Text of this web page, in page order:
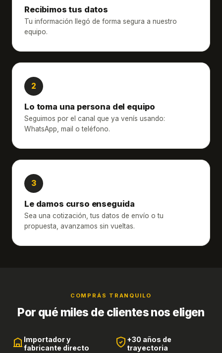
Recibimos tus datos
Tu información llegó de forma segura a nuestro
equipo.
Lo toma una persona del equipo
Seguimos por el canal que ya venís usando:
WhatsApp, mail o teléfono.
Le damos curso enseguida
Sea una cotización, tus datos de envío o tu
propuesta, avanzamos sin vueltas.
COMPRÁS TRANQUILO
Por qué miles de clientes nos eligen
Importador y
fabricante directo
+30 años de
trayectoria